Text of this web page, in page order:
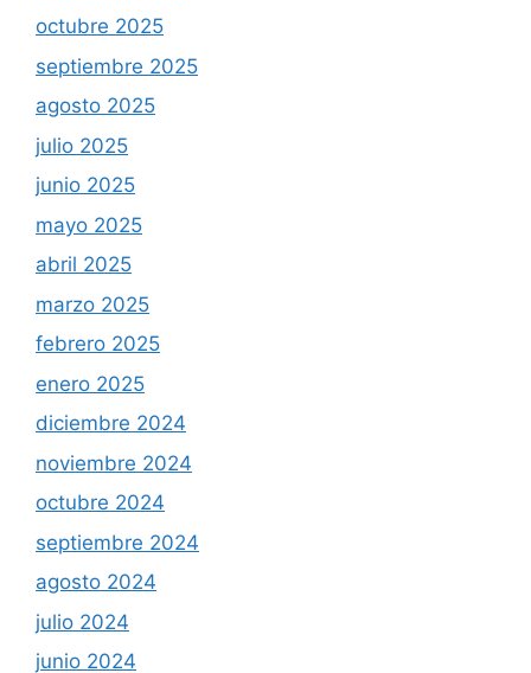
octubre 2025
septiembre 2025
agosto 2025
julio 2025
junio 2025
mayo 2025
abril 2025
marzo 2025
febrero 2025
enero 2025
diciembre 2024
noviembre 2024
octubre 2024
septiembre 2024
agosto 2024
julio 2024
junio 2024